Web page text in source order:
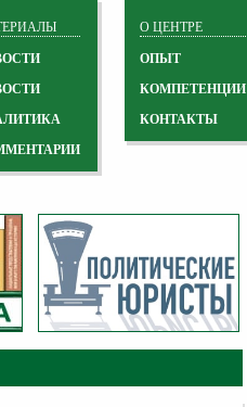
О ЦЕНТРЕ
ОПЫТ
КОМПЕТЕНЦИИ
КОНТАКТЫ